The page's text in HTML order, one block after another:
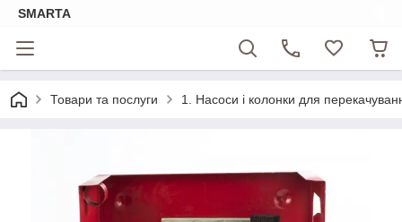
SMARTA
Товари та послуги 1. Насоси і колонки для